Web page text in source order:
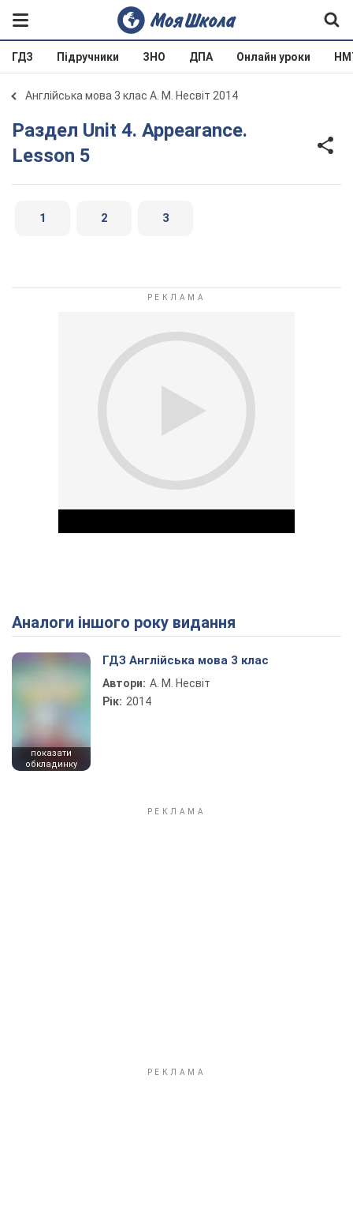
ГДЗ Підручники ЗНО ДПА Онлайн уроки
Англійська мова 3 клас А. М. Несвіт 2014
Раздел Unit 4. Appearance.
Lesson 5
1 2 3
Play Video
Аналоги іншого року видання
показати
обкладинку
ГДЗ Англійська мова 3 клас
Автори: А. М. Несвіт
Рік: 2014